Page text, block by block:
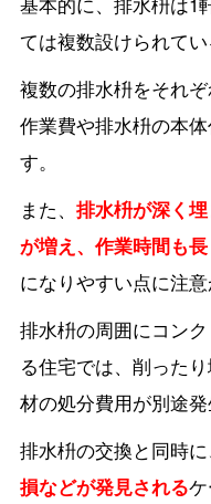
ては複数設けられてい
複数の排水枡をそれ
作業費や排水枡の本
す。
また、 排水枡が深く
が増え、作業時間も
になりやすい点に注意
排水枡の周囲にコン
る住宅では、削った
材の処分費用が別途発
排水枡の交換と同時に
損などが発見されるケ